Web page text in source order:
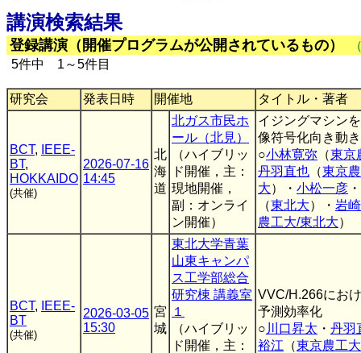
講演検索結果
登録講演（開催プログラムが公開されているもの）
5件中 1～5件目
研究会 発表日時 開催地 タイトル・著者
BCT,
IEEE-
BT,
HOKKAIDO
(共催)
2026-07-16
14:45
北
海
道
北ガス市民ホ
ール（北見）
（ハイブリッ
ド開催，主：
現地開催，
副：オンライ
ン開催）
イジングマシン
像符号化向き動
○小林寛弥 （東京
丹羽直也 （東京
大）・ 小松一彦 ・
（東北大）・ 岩
農工大/東北大）
BCT,
IEEE-
BT
(共催)
2026-03-05
15:30
宮
城
東北大学青葉
山東キャンパ
ス工学部総合
研究棟 講義室
１
（ハイブリッ
ド開催，主：
VVC/H.266にお
予測効率化
○ 川口昇太 ・ 丹羽
裕江 （東京農工大